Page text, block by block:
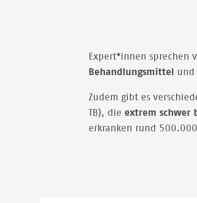
Expert*innen sprechen
Behandlungsmittel
und
Zudem gibt es
TB), die extrem schwer
erkranken rund